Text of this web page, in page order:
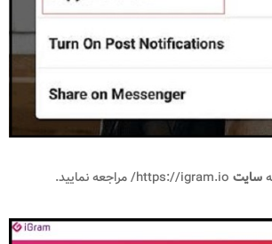
سایت https://igram.io/ مراجعه نمایید.